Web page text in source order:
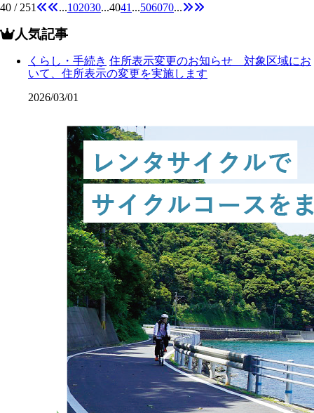
40 / 251
...102030...4041 ...506070...
人気記事
くらし・手続き 住所表示変更のお知らせ 対象区域にお
いて、住所表示の変更を実施します
2026/03/01